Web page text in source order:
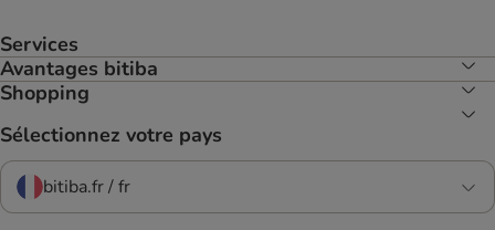
Services
Avantages bitiba
Shopping
Sélectionnez votre pays
bitiba.fr / fr